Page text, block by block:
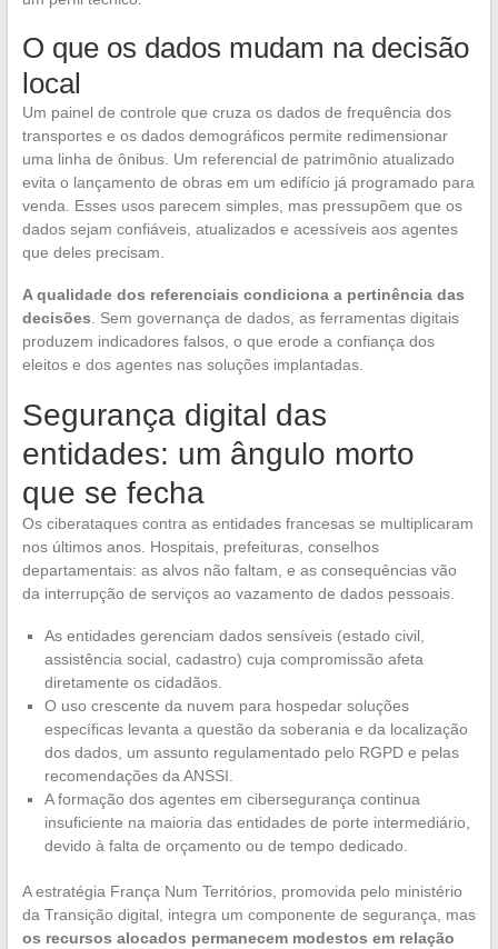
O que os dados mudam na decisão
local
Um painel de controle que cruza os dados de frequência dos
transportes e os dados demográficos permite redimensionar
uma linha de ônibus. Um referencial de patrimônio atualizado
evita o lançamento de obras em um edifício já programado para
venda. Esses usos parecem simples, mas pressupõem que os
dados sejam confiáveis, atualizados e acessíveis aos agentes
que deles precisam.
A qualidade dos referenciais condiciona a pertinência das
decisões . Sem governança de dados, as ferramentas digitais
produzem indicadores falsos, o que erode a confiança dos
eleitos e dos agentes nas soluções implantadas.
Segurança digital das
entidades: um ângulo morto
que se fecha
Os ciberataques contra as entidades francesas se multiplicaram
nos últimos anos. Hospitais, prefeituras, conselhos
departamentais: as alvos não faltam, e as consequências vão
da interrupção de serviços ao vazamento de dados pessoais.
As entidades gerenciam dados sensíveis (estado civil,
assistência social, cadastro) cuja compromissão afeta
diretamente os cidadãos.
O uso crescente da nuvem para hospedar soluções
específicas levanta a questão da soberania e da localização
dos dados, um assunto regulamentado pelo RGPD e pelas
recomendações da ANSSI.
A formação dos agentes em cibersegurança continua
insuficiente na maioria das entidades de porte intermediário,
devido à falta de orçamento ou de tempo dedicado.
A estratégia França Num Territórios, promovida pelo ministério
da Transição digital, integra um componente de segurança, mas
os recursos alocados permanecem modestos em relação